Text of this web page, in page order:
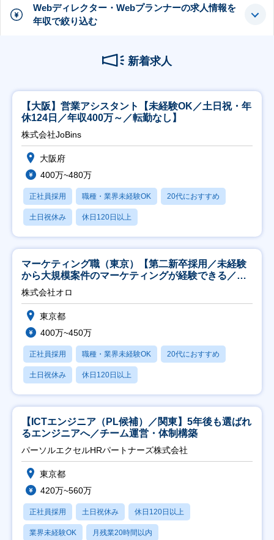
Webディレクター・Webプランナーの求人情報を
年収で絞り込む
新着求人
【大阪】営業アシスタント【未経験OK／土日祝・年
休124日／年収400万～／転勤なし】
株式会社JoBins
大阪府
400万~480万
正社員採用 職種・業界未経験OK 20代におすすめ
土日祝休み 休日120日以上
マーケティング職（東京）【第二新卒採用／未経験
から大規模案件のマーケティングが経験できる／研
修充実】
株式会社オロ
東京都
400万~450万
正社員採用 職種・業界未経験OK 20代におすすめ
土日祝休み 休日120日以上
【ICTエンジニア（PL候補）／関東】5年後も選ばれ
るエンジニアへ／チーム運営・体制構築
パーソルエクセルHRパートナーズ株式会社
東京都
420万~560万
正社員採用 土日祝休み 休日120日以上
業界未経験OK 月残業20時間以内